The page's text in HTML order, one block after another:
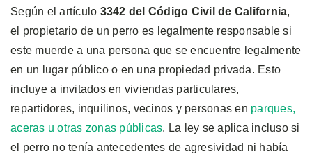
Según el artículo 3342 del Código Civil de California,
el propietario de un perro es legalmente responsable si
este muerde a una persona que se encuentre legalmente
en un lugar público o en una propiedad privada. Esto
incluye a invitados en viviendas particulares,
repartidores, inquilinos, vecinos y personas en parques,
aceras u otras zonas públicas. La ley se aplica incluso si
el perro no tenía antecedentes de agresividad ni había